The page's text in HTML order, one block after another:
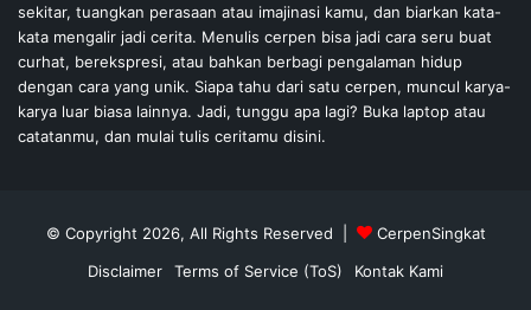
sekitar, tuangkan perasaan atau imajinasi kamu, dan biarkan kata-
kata mengalir jadi cerita. Menulis cerpen bisa jadi cara seru buat
curhat, berekspresi, atau bahkan berbagi pengalaman hidup
dengan cara yang unik. Siapa tahu dari satu cerpen, muncul karya-
karya luar biasa lainnya. Jadi, tunggu apa lagi? Buka laptop atau
catatanmu, dan mulai tulis ceritamu disini.
© Copyright 2026, All Rights Reserved |
CerpenSingkat
Disclaimer
Terms of Service (ToS) Kontak Kami